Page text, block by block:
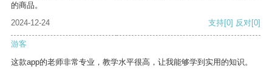
的商品。
2024-12-24
支持[0] 反对[0]
游客
这款app的老师非常专业，教学水平很高，让我能够学到实用的知识。